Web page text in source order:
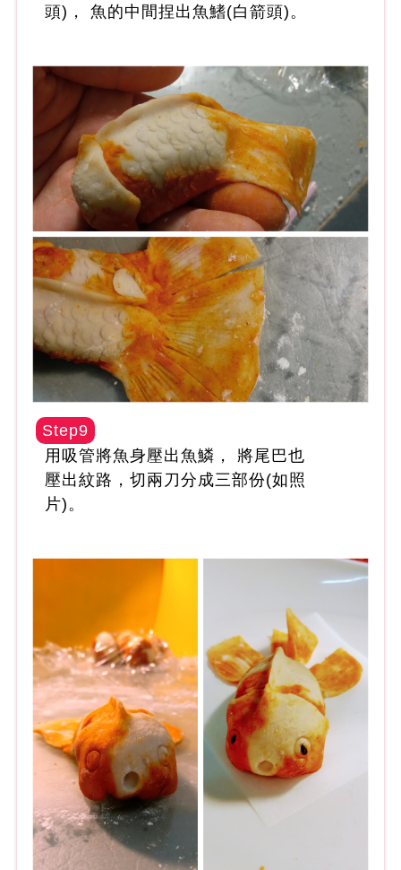
頭)， 魚的中間捏出魚鰭(白箭頭)。
Step9
用吸管將魚身壓出魚鱗， 將尾巴也
壓出紋路，切兩刀分成三部份(如照
片)。